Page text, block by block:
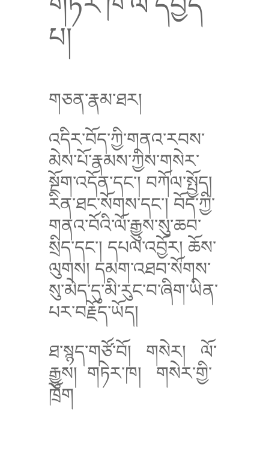
པ།
གཅན་རྣམ་ཐར།
འདིར་བོད་ཀྱི་གནའ་རབས་
མེས་པོ་རྣམས་ཀྱིས་གསེར་
སྔོག་འདོན་དང་། བཀོལ་སྤྱོད།
རིན་ཐང་སོགས་དང་། བོད་ཀྱི་
གནའ་བོའི་ལོ་རྒྱུས་སུ་ཆབ་
སྲིད་དང་། དཔལ་འབྱོར། ཆོས་
ལུགས། དམག་འཐབ་སོགས་
སུ་མེད་དུ་མི་རུང་བ་ཞིག་ཡིན་
པར་བརྗོད་ཡོད།
ཐ་སྙད་གཙོ་བོ། གསེར།
ལོ་
རྒྱུས། གཏེར་ཁ།
གསེར་གྱི་
ཁྲོག